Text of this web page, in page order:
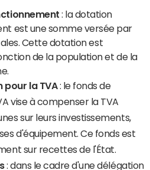
: la dotation
est une somme versée par
Cette dotation est
de la population et de la
pour la TVA: le fonds de
vise à compenser la TVA
sur leurs investissements,
d'équipement. Ce fonds est
sur recettes de l'État.
: dans le cadre d'une délégation